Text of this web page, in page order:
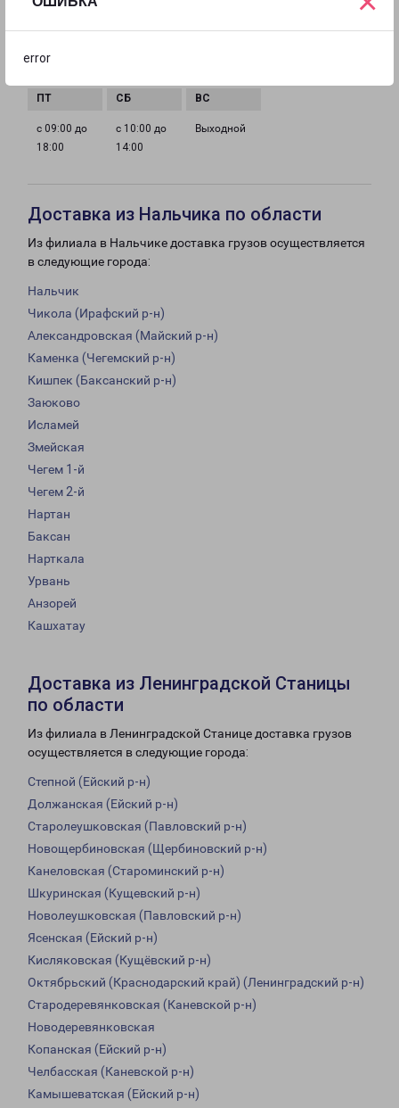
error
с 09:00 до
18:00
с 10:00 до
14:00
Выходной
Доставка из Нальчика по области
Из филиала в Нальчике доставка грузов осуществляется
в следующие города:
Нальчик
Чикола (Ирафский р-н)
Александровская (Майский р-н)
Каменка (Чегемский р-н)
Кишпек (Баксанский р-н)
Заюково
Исламей
Змейская
Чегем 1-й
Чегем 2-й
Нартан
Баксан
Нарткала
Урвань
Анзорей
Кашхатау
Доставка из Ленинградской Станицы
по области
Из филиала в Ленинградской Станице доставка грузов
осуществляется в следующие города:
Степной (Ейский р-н)
Должанская (Ейский р-н)
Старолеушковская (Павловский р-н)
Новощербиновская (Щербиновский р-н)
Канеловская (Староминский р-н)
Шкуринская (Кущевский р-н)
Новолеушковская (Павловский р-н)
Ясенская (Ейский р-н)
Кисляковская (Кущёвский р-н)
Октябрьский (Краснодарский край) (Ленинградский р-н)
Стародеревянковская (Каневской р-н)
Новодеревянковская
Копанская (Ейский р-н)
Челбасская (Каневской р-н)
Камышеватская (Ейский р-н)